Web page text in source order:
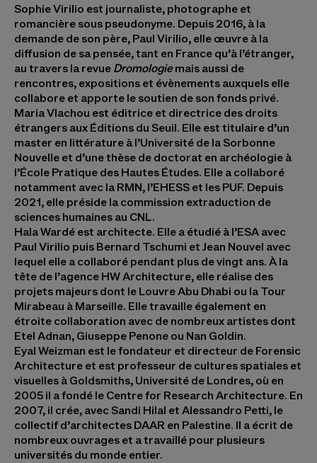
Sophie Virilio est journaliste, photographe et
romancière sous pseudonyme. Depuis 2016, à la
demande de son père, Paul Virilio, elle œuvre à la
diffusion de sa pensée, tant en France qu’à l’étranger,
au travers la revue Dromologiemais aussi de
rencontres, expositions et évènements auxquels elle
collabore et apporte le soutien de son fonds privé.
Maria Vlachou est éditrice et directrice des droits
étrangers aux Éditions du Seuil. Elle est titulaire d’un
master en littérature à l’Université de la Sorbonne
Nouvelle et d’une thèse de doctorat en archéologie à
l’École Pratique des Hautes Études. Elle a collaboré
notamment avec la RMN, l’EHESS et les PUF. Depuis
2021, elle préside la commission extraduction de
sciences humaines au CNL.
Hala Wardé est architecte. Elle a étudié à l’ESA avec
Paul Virilio puis Bernard Tschumi et Jean Nouvel avec
lequel elle a collaboré pendant plus de vingt ans. À la
tête de l’agence HW Architecture, elle réalise des
projets majeurs dont le Louvre Abu Dhabi ou la Tour
Mirabeau à Marseille. Elle travaille également en
étroite collaboration avec de nombreux artistes dont
Etel Adnan, Giuseppe Penone ou Nan Goldin.
Eyal Weizman est le fondateur et directeur de Forensic
Architecture et est professeur de cultures spatiales et
visuelles à Goldsmiths, Université de Londres, où en
2005 il a fondé le Centre for Research Architecture. En
2007, il crée, avec Sandi Hilal et Alessandro Petti, le
collectif d’architectes DAAR en Palestine. Il a écrit de
nombreux ouvrages et a travaillé pour plusieurs
universités du monde entier.